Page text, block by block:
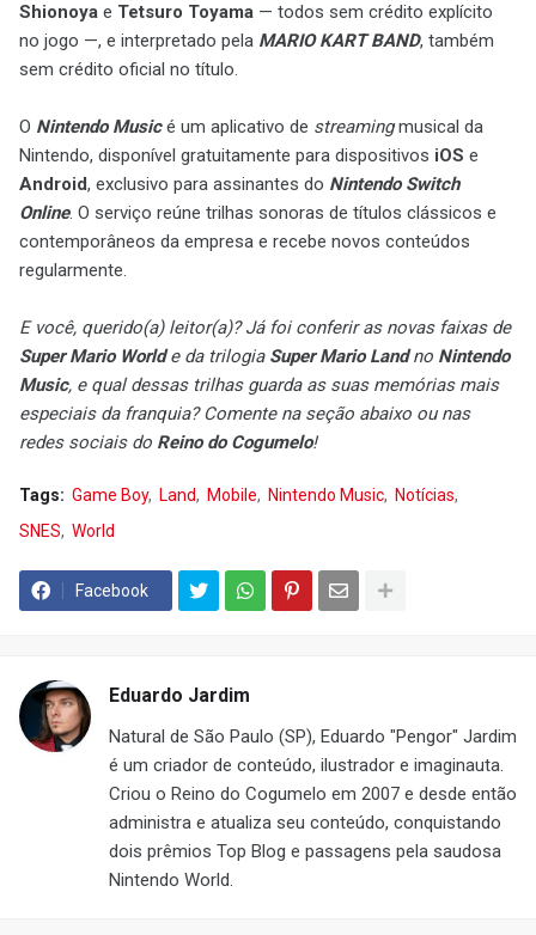
Shionoya e Tetsuro Toyama — todos sem crédito explícito
no jogo —, e interpretado pela MARIO KART BAND, também
sem crédito oficial no título.
O Nintendo Musicé um aplicativo de streamingmusical da
Nintendo, disponível gratuitamente para dispositivos iOS e
Android, exclusivo para assinantes do Nintendo Switch
Online. O serviço reúne trilhas sonoras de títulos clássicos e
contemporâneos da empresa e recebe novos conteúdos
regularmente.
E você, querido(a) leitor(a)? Já foi conferir as novas faixas de
Super Mario World e da trilogia Super Mario Land no Nintendo
Music, e qual dessas trilhas guarda as suas memórias mais
especiais da franquia? Comente na seção abaixo ou nas
redes sociais do Reino do Cogumelo!
Tags: Game Boy Land Mobile Nintendo Music
Notícias
SNES
World
Facebook
Eduardo Jardim
Natural de São Paulo (SP), Eduardo "Pengor" Jardim
é um criador de conteúdo, ilustrador e imaginauta.
Criou o Reino do Cogumelo em 2007 e desde então
administra e atualiza seu conteúdo, conquistando
dois prêmios Top Blog e passagens pela saudosa
Nintendo World.